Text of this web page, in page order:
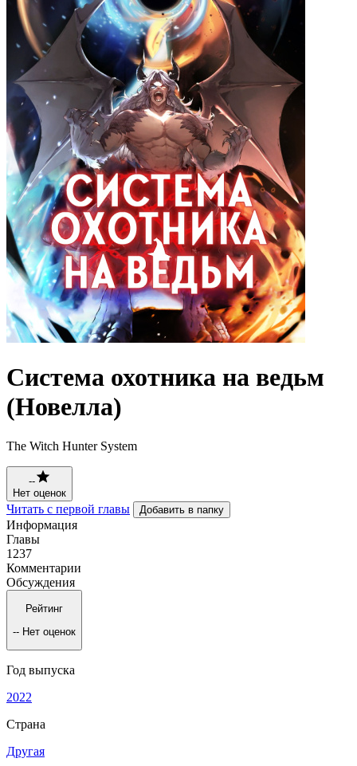
Система охотника на ведьм
(Новелла)
The Witch Hunter System
--
Нет оценок
Читать с первой главы Добавить в папку
Информация
Главы
1237
Комментарии
Обсуждения
Рейтинг
-- Нет оценок
Год выпуска
2022
Страна
Другая